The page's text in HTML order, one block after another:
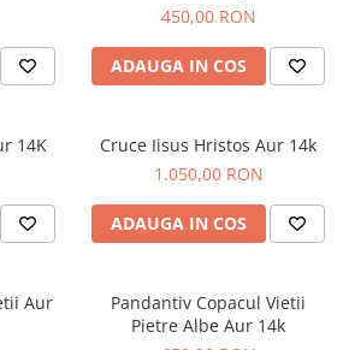
450,00 RON
ADAUGA IN COS
14K
Cruce Iisus Hristos Aur 14k
1.050,00 RON
ADAUGA IN COS
Aur
Pandantiv Copacul Vietii
Pietre Albe Aur 14k